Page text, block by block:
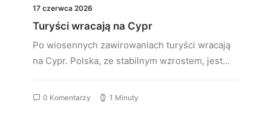
17 czerwca 2026
Turyści wracają na Cypr
Po wiosennych zawirowaniach turyści wracają
na Cypr. Polska, ze stabilnym wzrostem, jest…
0 Komentarzy 1 Minuty